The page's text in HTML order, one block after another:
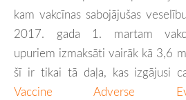
kam vakcīnas sabojājušas
2017. gada 1. martam
upuriem izmaksāti vairāk kā 3,6
šī ir tikai tā daļa, kas izgājusi
Vaccine Adverse